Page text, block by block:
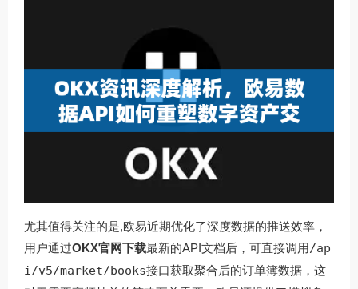
尤其值得关注的是,欧易近期优化了深度数据的推送效率，
用户通过OKX官网下载最新的API文档后，可直接调用/ap
i/v5/market/books接口获取聚合后的订单簿数据，这